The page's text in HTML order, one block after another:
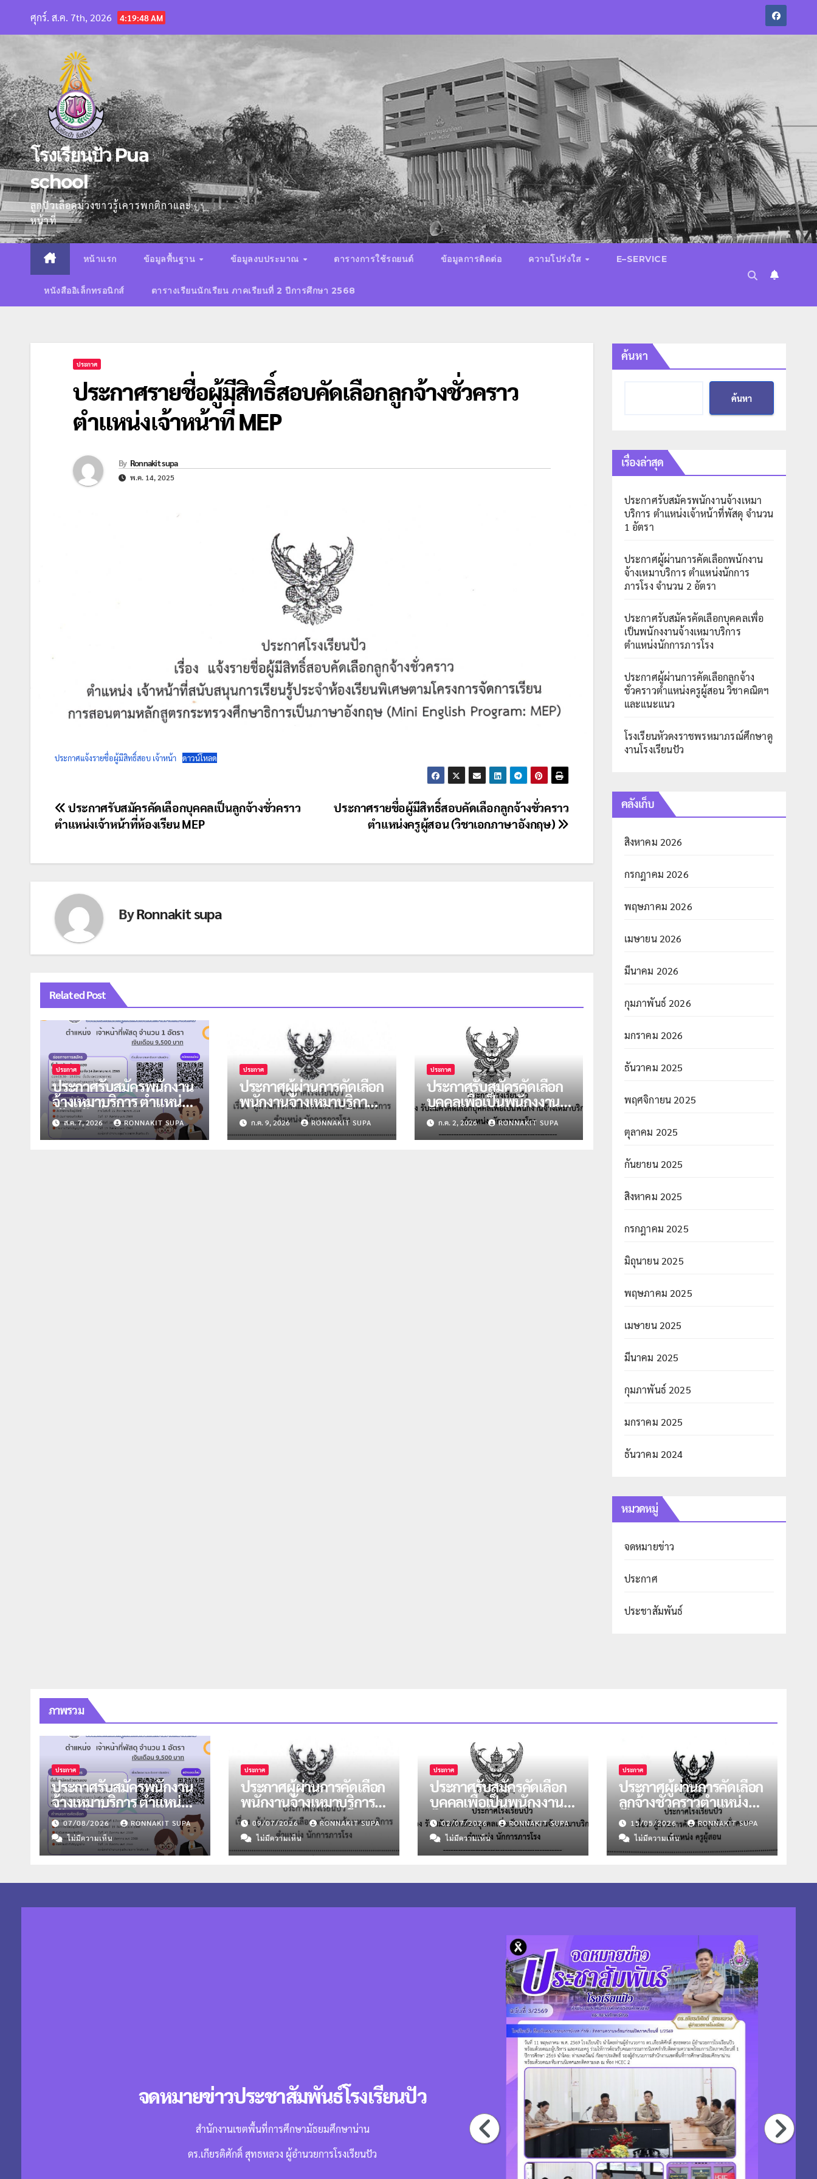
content
ศุกร์. ส.ค. 7th, 2026 4:19:49 AM
โรงเรียนปัว Pua
school
ลูกปัวเลือดม่วงขาวรู้เคารพกติกาและ
หน้าที่
หน้าแรก ข้อมูลพื้นฐาน ข้อมูลงบประมาณ ตารางการใช้รถยนต์ ข้อมูลการติดต่อ ความโปร่งใส E–SERVICE
หนังสืออิเล็กทรอนิกส์ ตารางเรียนนักเรียน ภาคเรียนที่ 2 ปีการศึกษา 2568
ประกาศ
ประกาศรายชื่อผู้มีสิทธิ์สอบคัดเลือกลูกจ้างชั่วคราว
ตำแหน่งเจ้าหน้าที่ MEP
By Ronnakit supa
พ.ค. 14, 2025
ประกาศแจ้งรายชื่อผู้มีสิทธิ์สอบ เจ้าหน้า ดาวน์โหลด
แนะแนว
เรื่อง
ประกาศรายชื่อผู้มีสิทธิ์สอบคัดเลือกลูกจ้างชั่วคราว
ตำแหน่งครูผู้สอน (วิชาเอกภาษาอังกฤษ)
ประกาศรับสมัครคัดเลือกบุคคลเป็นลูกจ้างชั่วคราว
ตำแหน่งเจ้าหน้าที่ห้องเรียน MEP
ByRonnakit supa
Related Post
ประกาศ
ประกาศรับสมัครพนักงาน
จ้างเหมาบริการ ตำแหน่ง
เจ้าหน้าที่พัสดุ จำนวน 1
อัตรา
ส.ค. 7, 2026 RONNAKIT SUPA
ประกาศ
ประกาศผู้ผ่านการคัดเลือก
พนักงานจ้างเหมาบริการ
ตำแหน่งนักการภารโรง
จำนวน 2 อัตรา
ก.ค. 9, 2026 RONNAKIT SUPA
ประกาศ
ประกาศรับสมัครคัดเลือก
บุคคลเพื่อเป็นพนักงงาน
จ้างเหมาบริการ ตำแหน่ง
นักการภารโรง
ก.ค. 2, 2026 RONNAKIT SUPA
ค้นหา
ค้นหา
เรื่องล่าสุด
ประกาศรับสมัครพนักงานจ้างเหมา
บริการ ตำแหน่งเจ้าหน้าที่พัสดุ จำนวน
1 อัตรา
ประกาศผู้ผ่านการคัดเลือกพนักงาน
จ้างเหมาบริการ ตำแหน่งนักการ
ภารโรง จำนวน 2 อัตรา
ประกาศรับสมัครคัดเลือกบุคคลเพื่อ
เป็นพนักงงานจ้างเหมาบริการ
ตำแหน่งนักการภารโรง
ประกาศผู้ผ่านการคัดเลือกลูกจ้าง
ชั่วคราวตำแหน่งครูผู้สอน วิชาคณิตฯ
และแนะแนว
โรงเรียนหัวดงราชพรหมาภรณ์ศึกษาดู
งานโรงเรียนปัว
คลังเก็บ
สิงหาคม 2026
กรกฎาคม 2026
พฤษภาคม 2026
เมษายน 2026
มีนาคม 2026
กุมภาพันธ์ 2026
มกราคม 2026
ธันวาคม 2025
พฤศจิกายน 2025
ตุลาคม 2025
กันยายน 2025
สิงหาคม 2025
กรกฎาคม 2025
มิถุนายน 2025
พฤษภาคม 2025
เมษายน 2025
มีนาคม 2025
กุมภาพันธ์ 2025
มกราคม 2025
ธันวาคม 2024
หมวดหมู่
จดหมายข่าว
ประกาศ
ประชาสัมพันธ์
ภาพรวม
ประกาศ
ประกาศรับสมัครพนักงาน
จ้างเหมาบริการ ตำแหน่ง
เจ้าหน้าที่พัสดุ จำนวน 1
อัตรา
07/08/2026
RONNAKIT SUPA
ไม่มีความเห็น
ประกาศ
ประกาศผู้ผ่านการคัดเลือก
พนักงานจ้างเหมาบริการ
ตำแหน่งนักการภารโรง
จำนวน 2 อัตรา
09/07/2026
RONNAKIT SUPA
ไม่มีความเห็น
ประกาศ
ประกาศรับสมัครคัดเลือก
บุคคลเพื่อเป็นพนักงงาน
จ้างเหมาบริการ ตำแหน่ง
นักการภารโรง
02/07/2026
RONNAKIT SUPA
ไม่มีความเห็น
ประกาศ
ประกาศผู้ผ่านการคัดเลือก
ลูกจ้างชั่วคราวตำแหน่งครู
ผู้สอน วิชาคณิตฯ และ
แนะแนว
15/05/2026
RONNAKIT SUPA
ไม่มีความเห็น
จดหมายข่าวประชาสัมพันธ์โรงเรียนปัว
สำนักงานเขตพื้นที่การศึกษามัธยมศึกษาน่าน
ดร.เกียรติศักดิ์ สุทธหลวง ผู้อำนวยการโรงเรียนปัว